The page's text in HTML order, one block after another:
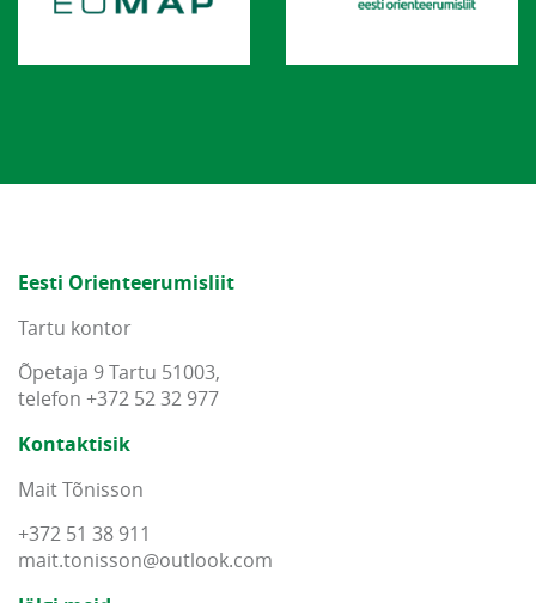
Eesti Orienteerumisliit
Tartu kontor
Õpetaja 9 Tartu 51003,
telefon +372 52 32 977
Kontaktisik
Mait Tõnisson
+372 51 38 911
mait.tonisson@outlook.com